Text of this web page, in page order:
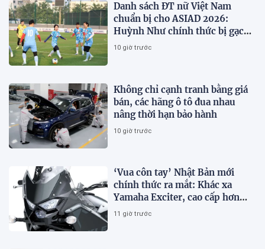
Danh sách ĐT nữ Việt Nam
chuẩn bị cho ASIAD 2026:
Huỳnh Như chính thức bị gạch
tên
10 giờ trước
Không chỉ cạnh tranh bằng giá
bán, các hãng ô tô đua nhau
nâng thời hạn bảo hành
10 giờ trước
‘Vua côn tay’ Nhật Bản mới
chính thức ra mắt: Khác xa
Yamaha Exciter, cao cấp hơn
Honda Winner R, giá rẻ so với
11 giờ trước